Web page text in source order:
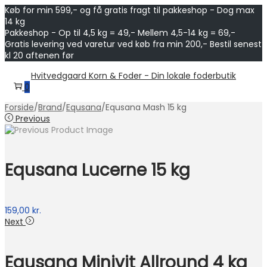
Køb for min 599,- og få gratis fragt til pakkeshop - Dog max
14 kg
Pakkeshop - Op til 4,5 kg = 49,- Mellem 4,5-14 kg = 69,-
Gratis levering ved varetur ved køb fra min 200,- Bestil senest
kl 20 aftenen før
to
to
Hvitvedgaard Korn & Foder - Din lokale foderbutik
0
Forside/Brand/Equsana/Equsana Mash 15 kg
Previous
Equsana Lucerne 15 kg
159,00 kr.
Next